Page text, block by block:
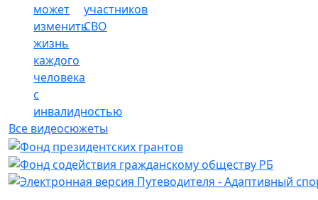
может
изменить
жизнь
каждого
человека
с
инвалидностью
участников
СВО
Все видеосюжеты